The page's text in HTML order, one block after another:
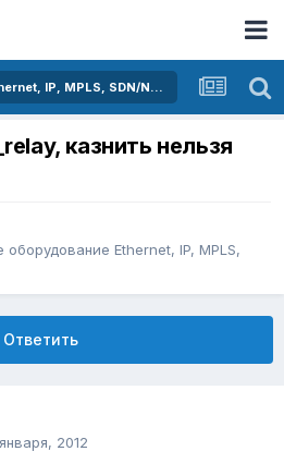
Активное оборудование Ethernet, IP, MPLS, SDN/NFV...
казнить нельзя
оборудование Ethernet, IP, MPLS,
Ответить
2012